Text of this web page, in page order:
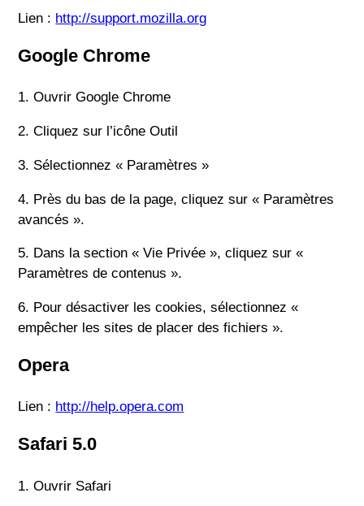
Lien : http://support.mozilla.org
Google Chrome
1. Ouvrir Google Chrome
2. Cliquez sur l’icône Outil
3. Sélectionnez « Paramètres »
4. Près du bas de la page, cliquez sur « Paramètres
avancés ».
5. Dans la section « Vie Privée », cliquez sur «
Paramètres de contenus ».
6. Pour désactiver les cookies, sélectionnez «
empêcher les sites de placer des fichiers ».
Opera
Lien : http://help.opera.com
Safari 5.0
1. Ouvrir Safari